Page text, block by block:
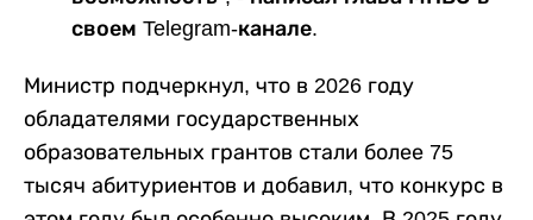
своем Telegram-канале.
Министр подчеркнул, что в 2026 году
обладателями государственных
образовательных грантов стали более 75
тысяч абитуриентов и добавил, что конкурс в